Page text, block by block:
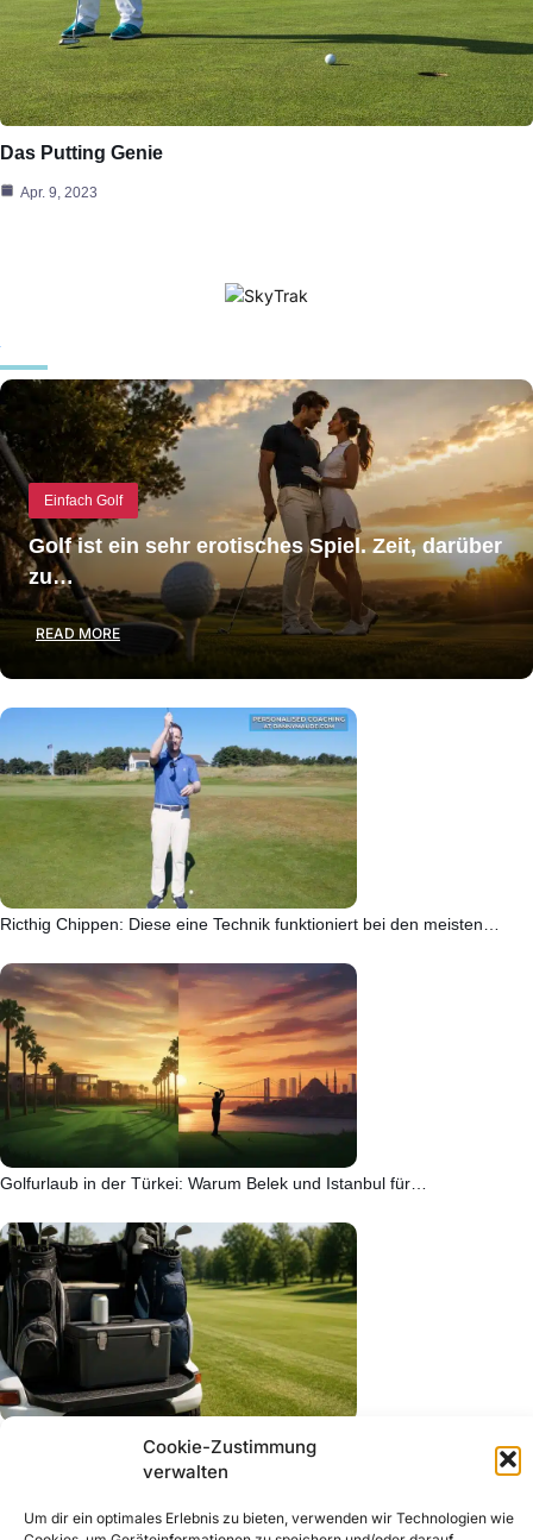
Cookie-Zustimmung
verwalten
Um dir ein optimales Erlebnis zu bieten, verwenden wir Technologien wie
Das Putting Genie
Apr. 9, 2023
Einfach Golf
Golf ist ein sehr erotisches Spiel. Zeit, darüber
zu…
READ MORE
Ricthig Chippen: Diese eine Technik funktioniert bei den meisten…
Golfurlaub in der Türkei: Warum Belek und Istanbul für…
15 beste Bierkühler, die jeder Golfer auf dem Platz…